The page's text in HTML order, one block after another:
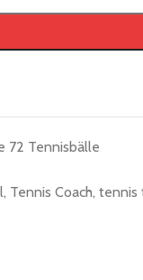
72 Tennisbälle
, Tennis Coach, tennis